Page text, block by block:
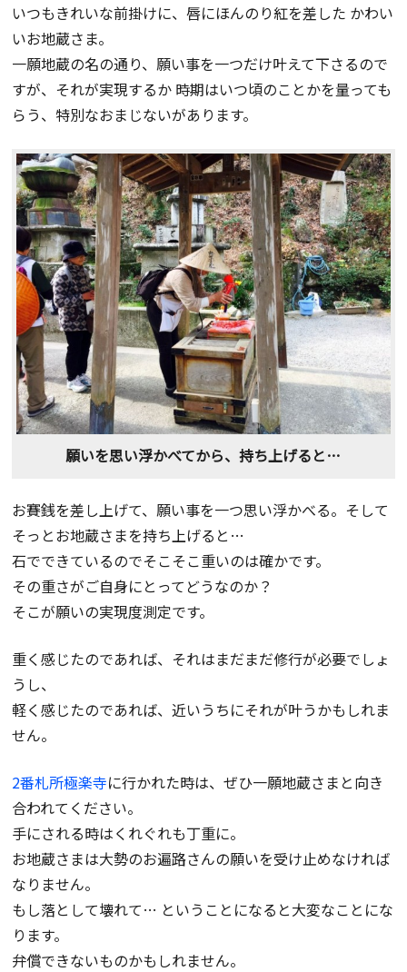
いつもきれいな前掛けに、唇にほんのり紅を差した かわい
いお地蔵さま。
一願地蔵の名の通り、願い事を一つだけ叶えて下さるので
すが、それが実現するか 時期はいつ頃のことかを量っても
らう、特別なおまじないがあります。
願いを思い浮かべてから、持ち上げると…
お賽銭を差し上げて、願い事を一つ思い浮かべる。そして
そっとお地蔵さまを持ち上げると…
石でできているのでそこそこ重いのは確かです。
その重さがご自身にとってどうなのか？
そこが願いの実現度測定です。
重く感じたのであれば、それはまだまだ修行が必要でしょ
うし、
軽く感じたのであれば、近いうちにそれが叶うかもしれま
せん。
2番札所極楽寺に行かれた時は、ぜひ一願地蔵さまと向き
合われてください。
手にされる時はくれぐれも丁重に。
お地蔵さまは大勢のお遍路さんの願いを受け止めなければ
なりません。
もし落として壊れて… ということになると大変なことにな
ります。
弁償できないものかもしれません。